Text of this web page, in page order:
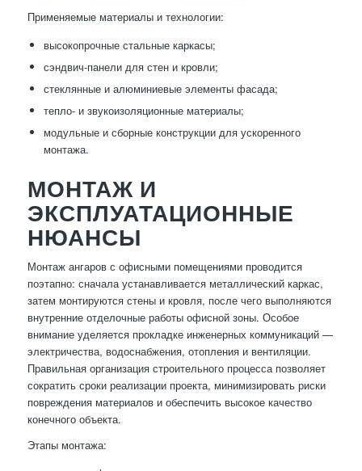
Применяемые материалы и технологии:
высокопрочные стальные каркасы;
сэндвич-панели для стен и кровли;
стеклянные и алюминиевые элементы фасада;
тепло- и звукоизоляционные материалы;
модульные и сборные конструкции для ускоренного
монтажа.
МОНТАЖ И
ЭКСПЛУАТАЦИОННЫЕ
НЮАНСЫ
Монтаж ангаров с офисными помещениями проводится
поэтапно: сначала устанавливается металлический каркас,
затем монтируются стены и кровля, после чего выполняются
внутренние отделочные работы офисной зоны. Особое
внимание уделяется прокладке инженерных коммуникаций —
электричества, водоснабжения, отопления и вентиляции.
Правильная организация строительного процесса позволяет
сократить сроки реализации проекта, минимизировать риски
повреждения материалов и обеспечить высокое качество
конечного объекта.
Этапы монтажа: